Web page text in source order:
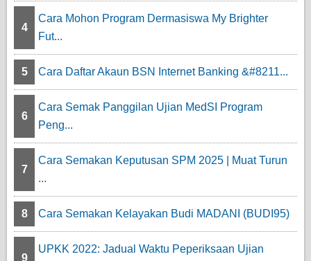
4
Cara Mohon Program Dermasiswa My Brighter
Fut...
5 Cara Daftar Akaun BSN Internet Banking &#8211...
6
Cara Semak Panggilan Ujian MedSI Program
Peng...
7
Cara Semakan Keputusan SPM 2025 | Muat Turun
...
8 Cara Semakan Kelayakan Budi MADANI (BUDI95)
9
UPKK 2022: Jadual Waktu Peperiksaan Ujian